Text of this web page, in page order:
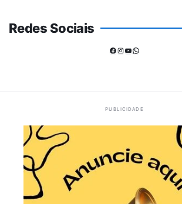
Redes Sociais
Facebook
Instagram
Youtube
WhatsApp
PUBLICIDADE